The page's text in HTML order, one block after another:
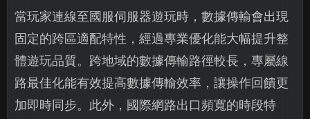
當玩家連線至國服伺服器遊玩時，數據傳輸會出現
固定的跨區適配特性，經過專業優化能大幅提升整
體遊玩品質。跨地域的數據傳輸路徑較長，專屬線
路最佳化能有效提高數據傳輸效率，讓操作回饋更
加即時同步。此外，國際網路出口頻寬的時段特